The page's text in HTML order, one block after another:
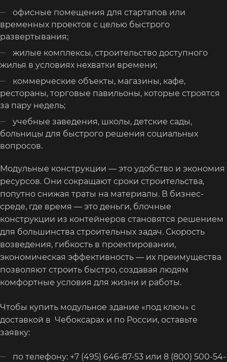
офисные помещения для стартапов или
временных проектов с целью быстрого
развертывания;
жилые комплексы, строительство доступного
жилья в условиях нехватки времени;
коммерческие объекты, магазины, кафе,
рестораны, торговые павильоны, которые строятся
за пару недель;
учебные заведения, школы, детские сады,
больницы для быстрого решения социальных
вопросов.
Модульные конструкции — это удобство и экономия
ресурсов. Они сокращают сроки строительства,
попутно снижая траты на материалы. В бизнес-
среде, где время — это деньги, блочные
конструкции из контейнеров становятся решением
для большинства строительных задач. Скорость
возведения, гибкость в проектировании,
экономическая эффективность — их преимущества
позволяют строить быстро, создавая людям
комфортные условия для жизни и работы.
Чтобы купить модульное здание «под ключ» с
доставкой в Чебоксарах и по России, оставьте
заявку:
по телефону: +7 (495) 646-87-53 или 8 (800) 500-54-